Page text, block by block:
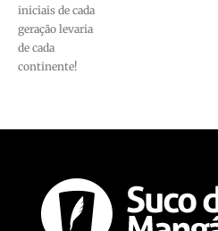
iniciais de cada
geração levaria
de cada
continente!